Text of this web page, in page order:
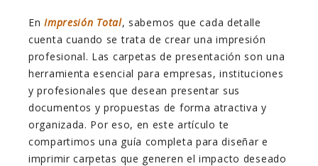
EnImpresión Total, sabemos que cada detalle
cuenta cuando se trata de crear una impresión
profesional. Las carpetas de presentación son una
herramienta esencial para empresas, instituciones
y profesionales que desean presentar sus
documentos y propuestas de forma atractiva y
organizada. Por eso, en este artículo te
compartimos una guía completa para diseñar e
imprimir carpetas que generen el impacto deseado